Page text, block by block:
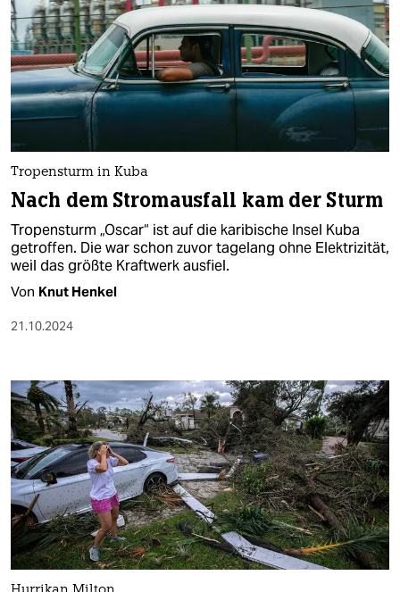
Tropensturm in Kuba
Nach dem Stromausfall kam der Sturm
Tropensturm „Oscar“ ist auf die karibische Insel Kuba
getroffen. Die war schon zuvor tagelang ohne Elektrizität,
weil das größte Kraftwerk ausfiel.
Von Knut Henkel
21.10.2024